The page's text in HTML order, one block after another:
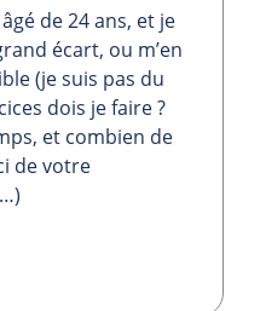
de 24 ans, et je
écart, ou m’en
(je suis pas du
dois je faire ?
et combien de
de votre